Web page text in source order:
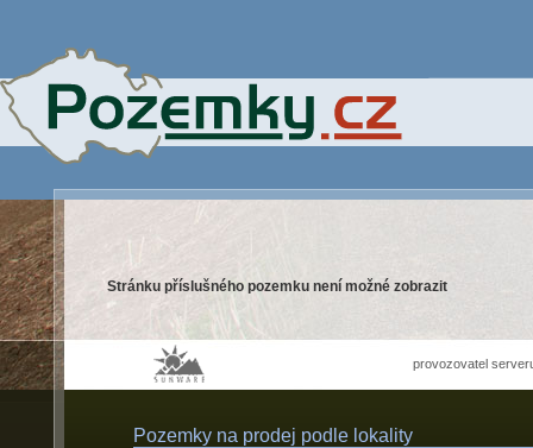
Stránku příslušného pozemku není možné zobrazit
provozovatel
Pozemky na prodej podle lokality